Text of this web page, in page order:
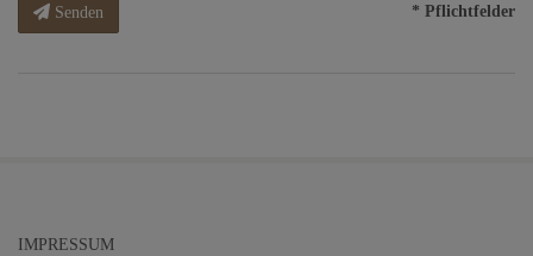
Senden * Pflichtfelder
IMPRESSUM